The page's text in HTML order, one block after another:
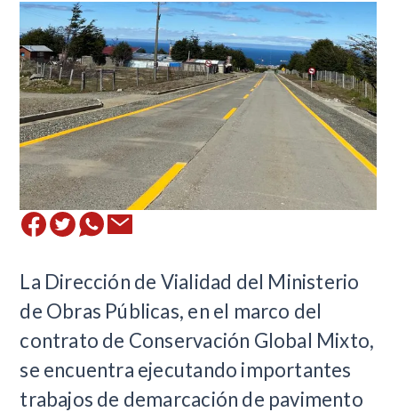
La Dirección de Vialidad del Ministerio
de Obras Públicas, en el marco del
contrato de Conservación Global Mixto,
se encuentra ejecutando importantes
trabajos de demarcación de pavimento